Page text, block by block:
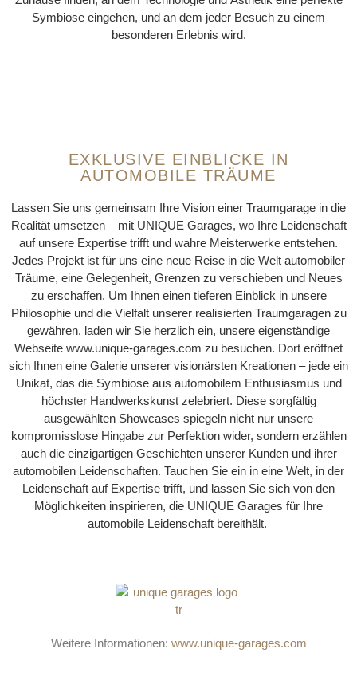
Symbiose eingehen, und an dem jeder Besuch zu einem
besonderen Erlebnis wird.
EXKLUSIVE EINBLICKE IN
AUTOMOBILE TRÄUME
Lassen Sie uns gemeinsam Ihre Vision einer Traumgarage in die
Realität umsetzen – mit UNIQUE Garages, wo Ihre Leidenschaft
auf unsere Expertise trifft und wahre Meisterwerke entstehen.
Jedes Projekt ist für uns eine neue Reise in die Welt automobiler
Träume, eine Gelegenheit, Grenzen zu verschieben und Neues
zu erschaffen. Um Ihnen einen tieferen Einblick in unsere
Philosophie und die Vielfalt unserer realisierten Traumgaragen zu
gewähren, laden wir Sie herzlich ein, unsere eigenständige
Webseite www.unique-garages.com zu besuchen. Dort eröffnet
sich Ihnen eine Galerie unserer visionärsten Kreationen – jede ein
Unikat, das die Symbiose aus automobilem Enthusiasmus und
höchster Handwerkskunst zelebriert. Diese sorgfältig
ausgewählten Showcases spiegeln nicht nur unsere
kompromisslose Hingabe zur Perfektion wider, sondern erzählen
auch die einzigartigen Geschichten unserer Kunden und ihrer
automobilen Leidenschaften. Tauchen Sie ein in eine Welt, in der
Leidenschaft auf Expertise trifft, und lassen Sie sich von den
Möglichkeiten inspirieren, die UNIQUE Garages für Ihre
automobile Leidenschaft bereithält.
Weitere Informationen: www.unique-garages.com